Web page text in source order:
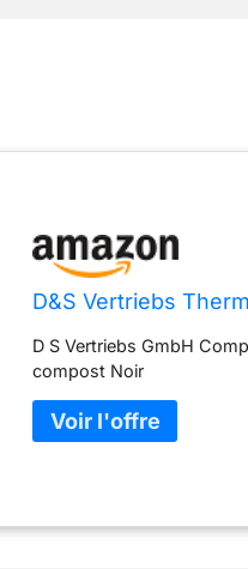
D&S Vertriebs
D S Vertriebs GmbH
compost Noir